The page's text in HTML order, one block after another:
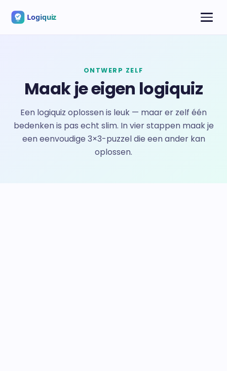
ONTWERP ZELF
Maak je eigen logiquiz
Een logiquiz oplossen is leuk — maar er zelf één
bedenken is pas echt slim. In vier stappen maak je
een eenvoudige 3×3-puzzel die een ander kan
oplossen.